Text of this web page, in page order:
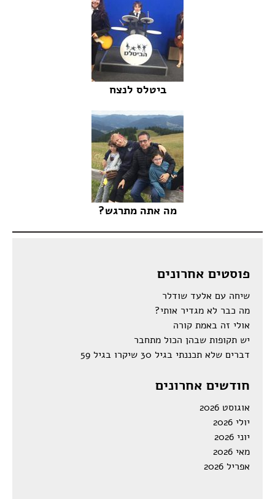
ביטלס לנצח
מה אתה מתרגש?
פוסטים אחרונים
שיחה עם אלעד שודלר
מה כבר לא מגדיר אותי?
אולי זה באמת קורה
יש תקופות שבהן הכול מתחבר
דברים שלא תכננתי בגיל 30 שיקרו בגיל 59
חודשים אחרונים
אוגוסט 2026
יולי 2026
יוני 2026
מאי 2026
אפריל 2026